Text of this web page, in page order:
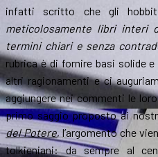
infatti scritto che gli
meticolosamente libri interi
termini chiari e senza
rubrica è di fornire basi solide
altri ragionamenti e ci
aggiungere nei commenti le
primo saggio proposto ai
del Potere, l’argomento che
tolkieniani: da sempre al